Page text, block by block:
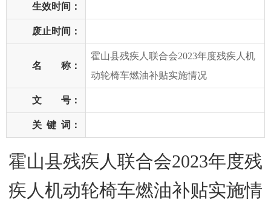
生效时间：
废止时间：
名 称：
霍山县残疾人联合会2023年度残疾人机
动轮椅车燃油补贴实施情况
文 号：
关 键 词：
霍山县残疾人联合会2023年度残
疾人机动轮椅车燃油补贴实施情